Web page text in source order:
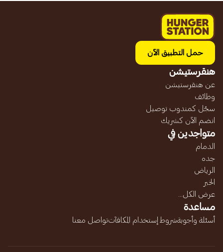
حمل التطبيق الآن
هنقرستيشن
عن هنقرستيشن
وظائف
سجّل كمندوب توصيل
انضم الآن كشريك
متواجدين في
الدمام
جده
الرياض
الخبر
عرض الكل...
مساعدة
أسئلة وأجوبةشروط إستخدام المكافآتتواصل معنا